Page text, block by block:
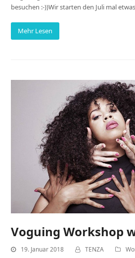
besuchen :-))Wir starten den Juli mal
Mehr Lesen
Voguing Workshop
19. Januar 2018 TENZA